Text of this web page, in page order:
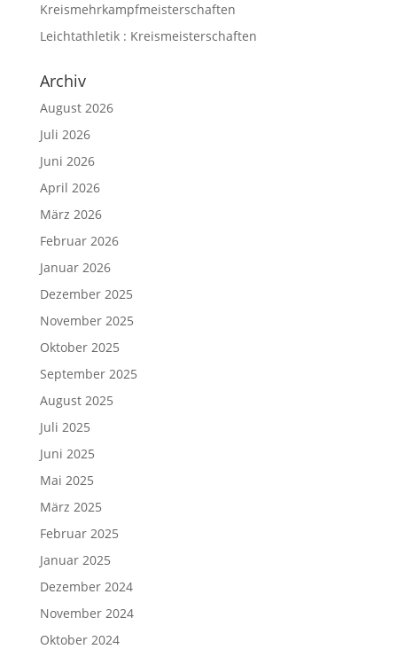
Kreismehrkampfmeisterschaften
Leichtathletik : Kreismeisterschaften
Archiv
August 2026
Juli 2026
Juni 2026
April 2026
März 2026
Februar 2026
Januar 2026
Dezember 2025
November 2025
Oktober 2025
September 2025
August 2025
Juli 2025
Juni 2025
Mai 2025
März 2025
Februar 2025
Januar 2025
Dezember 2024
November 2024
Oktober 2024